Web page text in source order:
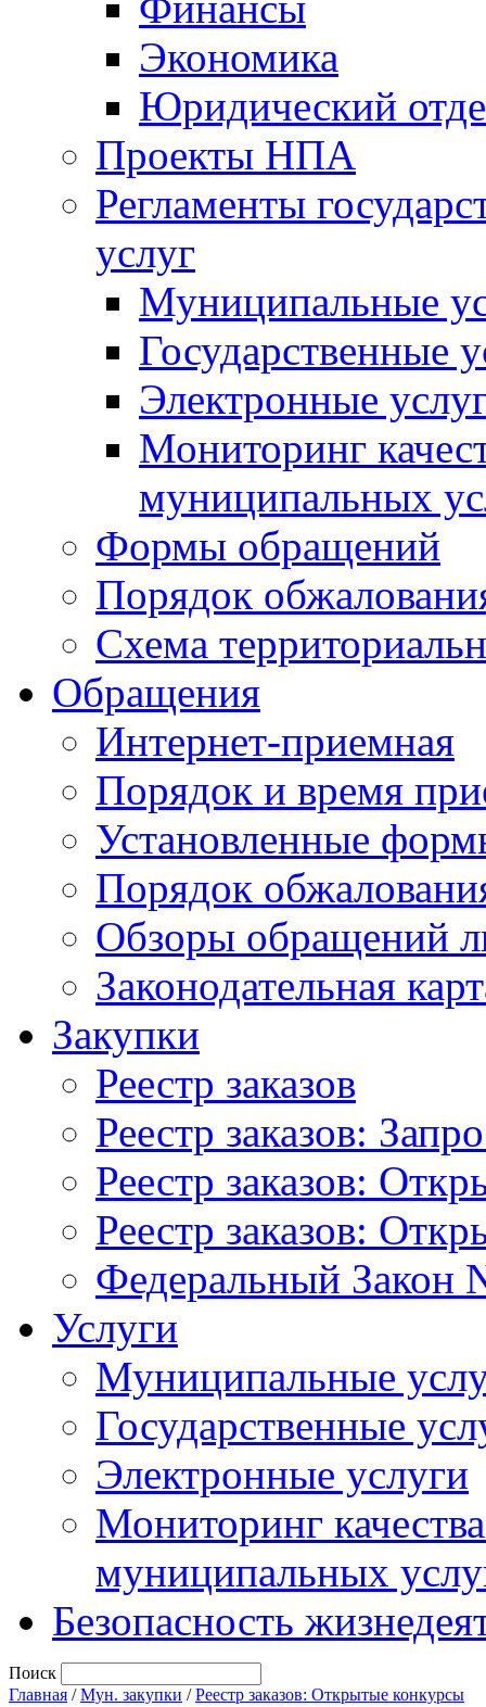
Экономика
Юридический
Проекты НПА
Регламенты
услуг
Муниципальные
Государственные
Электронные
Мониторинг
муниципальных
Формы обращений
Порядок
Схема
Обращения
Интернет-приемная
Порядок и время
Установленные
Порядок
Обзоры обращений
Законодательная
Закупки
Реестр заказов
Реестр заказов:
Реестр заказов:
Реестр заказов:
Федеральный Закон
Услуги
Муниципальные
Государственные
Электронные услуги
Мониторинг
муниципальных
Безопасность
Поиск
Главная /Мун. закупки /Реестр заказов: Открытые конкурсы